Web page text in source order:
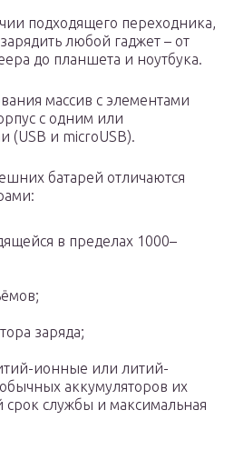
подходящего переходника,
любой гаджет – от
до планшета и ноутбука.
массив с элементами
с одним или
(USB и microUSB).
батарей отличаются
в пределах 1000–
заряда;
ионные или литий-
аккумуляторов их
срок службы и максимальная